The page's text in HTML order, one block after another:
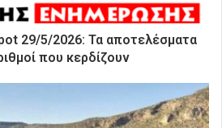
29/5/2026: Τα αποτελέσματα
που κερδίζουν